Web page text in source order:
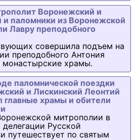
Воронежский и
и паломники из Воронежской
Лавру преподобного
совершила подъем на
преподобного Антония
монастырские храмы.
паломнической поездки
и Лискинский Леонтий
главные храмы и обители
митрополии в
Русской
путешествует по святым